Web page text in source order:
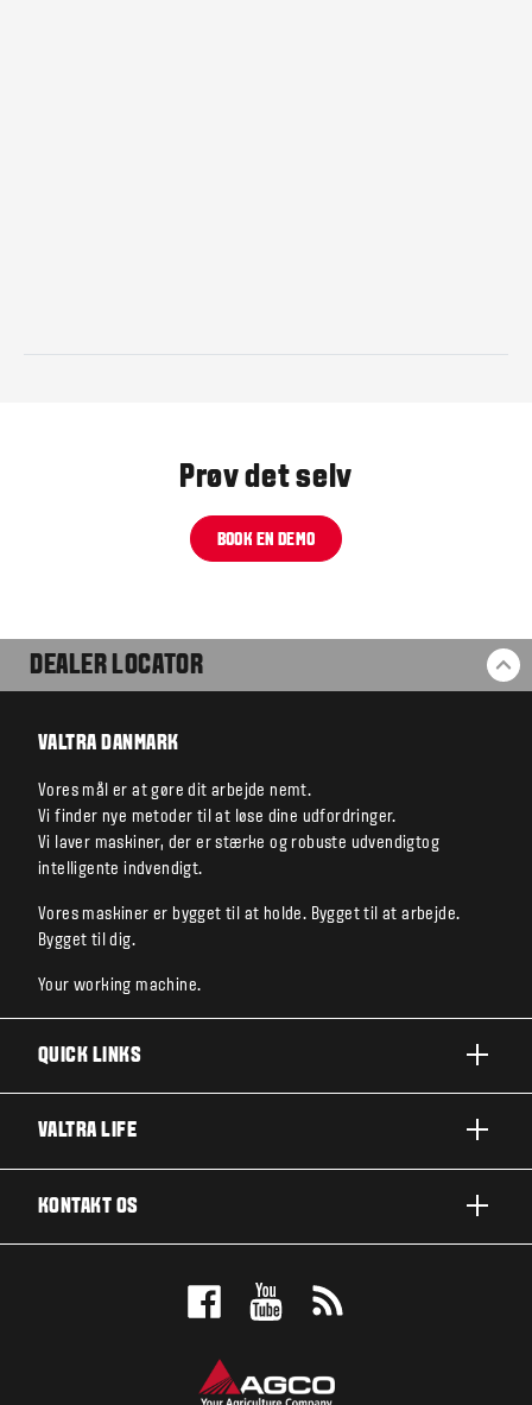
Prøv det selv
BOOK EN DEMO
DEALER LOCATOR
VALTRA DANMARK
Vores mål er at gøre dit arbejde nemt.
Vi finder nye metoder til at løse dine udfordringer.
Vi laver maskiner, der er stærke og robuste udvendigtog
intelligente indvendigt.
Vores maskiner er bygget til at holde. Bygget til at arbejde.
Bygget til dig.
Your working machine.
QUICK LINKS
TEKNOLOGILØSNINGER
VALTRA LIFE
KONTAKT OS